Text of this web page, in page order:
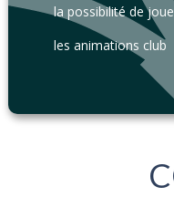
la possibilité de
les animations club